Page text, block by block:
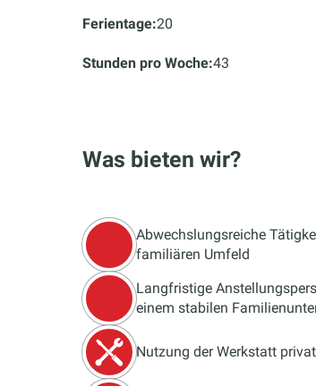
Ferientage:20
Stunden pro Woche:43
Was bieten wir?
Abwechslungsreiche
familiären Umfeld
Langfristige
einem stabilen
Nutzung der Werkstatt